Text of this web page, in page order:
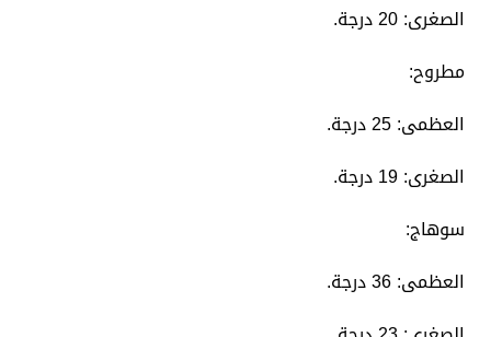
الصغرى: 20 درجة.
​مطروح:
العظمى: 25 درجة.
الصغرى: 19 درجة.
​سوهاج:
العظمى: 36 درجة.